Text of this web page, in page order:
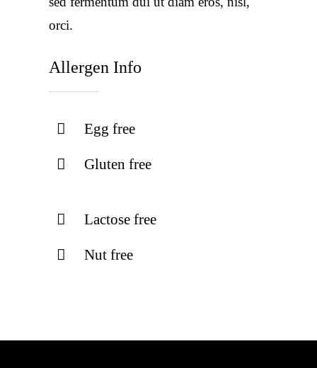
orci.
Allergen Info
Egg free
Gluten free
Lactose free
Nut free